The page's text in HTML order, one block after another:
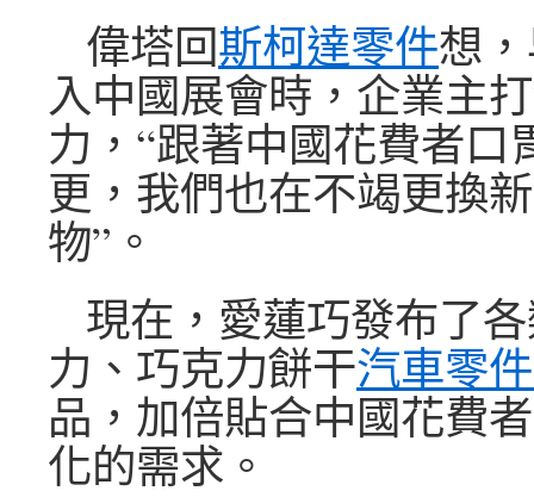
偉塔回斯柯達零件想
入中國展會時，企業主
力，“跟著中國花費者口
更，我們也在不竭更換
物”。
現在，愛蓮巧發布了
力、巧克力餅干汽車零
品，加倍貼合中國花費
化的需求。